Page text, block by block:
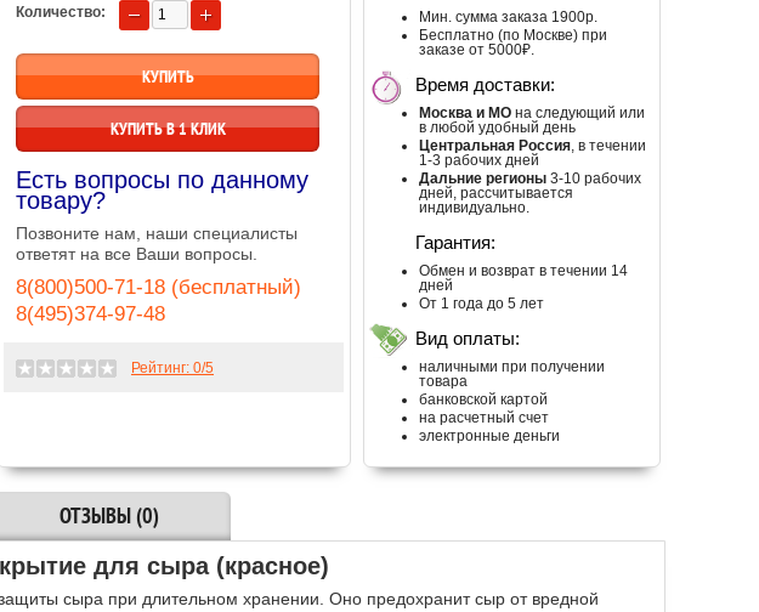
Количество:
КУПИТЬ В 1 КЛИК
Есть вопросы по данному
товару?
Позвоните нам, наши специалисты
ответят на все Ваши вопросы.
8(800)500-71-18 (бесплатный)
8(495)374-97-48
Рейтинг: 0/5
Мин. сумма заказа 1900р.
Бесплатно (по Москве) при
заказе от 5000₽.
Время доставки:
Москва и МО на следующий или
в любой удобный день
Центральная Россия, в течении
1-3 рабочих дней
Дальние регионы 3-10 рабочих
дней, рассчитывается
индивидуально.
Гарантия:
Обмен и возврат в течении 14
дней
От 1 года до 5 лет
Вид оплаты:
наличными при получении
товара
банковской картой
на расчетный счет
электронные деньги
ОТЗЫВЫ (0)
для сыра (красное)
сыра при длительном хранении. Оно предохранит сыр от вредной